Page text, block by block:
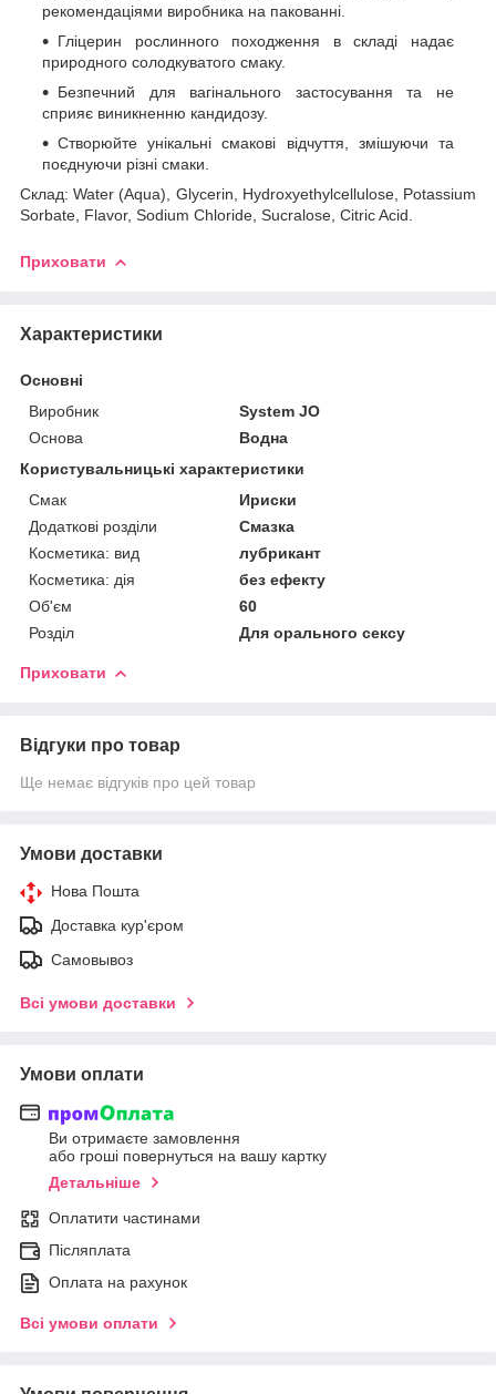
рекомендаціями виробника на пакованні.
Гліцерин рослинного походження в складі надає
природного солодкуватого смаку.
Безпечний для вагінального застосування та не
сприяє виникненню кандидозу.
Створюйте унікальні смакові відчуття, змішуючи та
поєднуючи різні смаки.
Склад: Water (Aqua), Glycerin, Hydroxyethylcellulose, Potassium
Sorbate, Flavor, Sodium Chloride, Sucralose, Citric Acid.
Приховати
Характеристики
Основні
Виробник
System JO
Основа
Водна
Користувальницькі характеристики
Смак
Ириски
Додаткові розділи
Смазка
Косметика: вид
лубрикант
Косметика: дія
без ефекту
Об'єм
60
Розділ
Для орального сексу
Приховати
Відгуки про товар
Ще немає відгуків про цей товар
Умови доставки
Нова Пошта
Доставка кур'єром
Самовывоз
Всі умови доставки
Умови оплати
Ви отримаєте замовлення
або гроші повернуться на вашу картку
Детальніше
Оплатити частинами
Післяплата
Оплата на рахунок
Всі умови оплати